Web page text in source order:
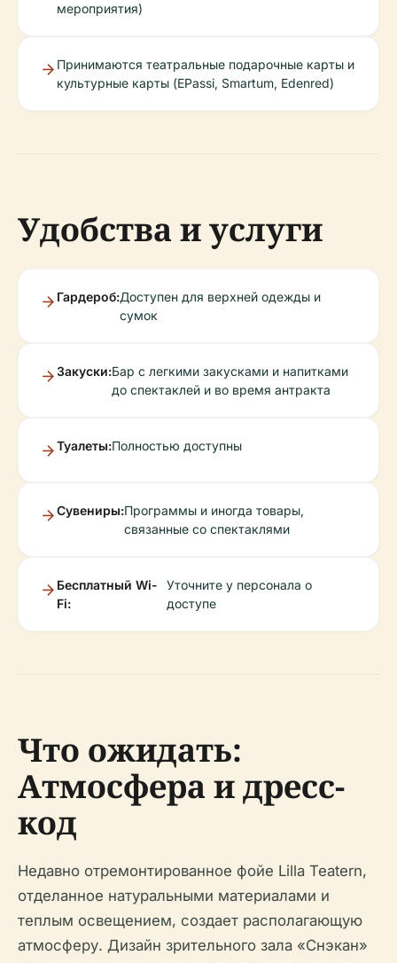
мероприятия)
Принимаются театральные подарочные карты и
культурные карты (EPassi, Smartum, Edenred)
Удобства и услуги
Гардероб:Доступен для верхней одежды и
сумок
Закуски:Бар с легкими закусками и напитками
до спектаклей и во время антракта
Туалеты:Полностью доступны
Сувениры:Программы и иногда товары,
связанные со спектаклями
Бесплатный Wi-
Fi:
Уточните у персонала о
доступе
Что ожидать:
Атмосфера и дресс-
код
Недавно отремонтированное фойе Lilla Teatern,
отделанное натуральными материалами и
теплым освещением, создает располагающую
атмосферу. Дизайн зрительного зала «Снэкан»